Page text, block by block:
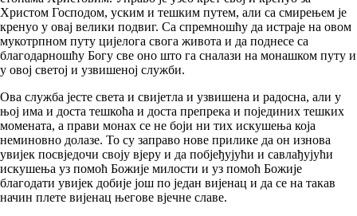
Христом Господом, уским и тешким путем, али са смирењем је
кренуо у овај велики подвиг. Са спремношћу да истраје на овом
мукотрпном путу цијелога свога живота и да поднесе са
благодарношћу Богу све оно што га сналази на монашком путу и
у овој светој и узвишеној служби.
Ова служба јесте света и свијетла и узвишена и радосна, али у
њој има и доста тешкоћа и доста препрека и појединих тешких
момената, а прави монах се не боји ни тих искушења која
неминовно долазе. То су заправо нове прилике да он изнова
увијек посвједочи своју вјеру и да побјеђујући и савлађујући
искушења уз помоћ Божије милости и уз помоћ Божије
благодати увијек добије још по један вијенац и да се на такав
начин плете вијенац његове вјечне славе.